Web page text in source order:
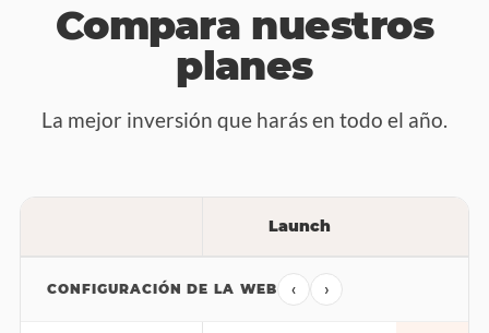
Compara nuestros
planes
La mejor inversión que harás en todo el año.
Launch
CONFIGURACIÓN DE LA WEB ‹ ›